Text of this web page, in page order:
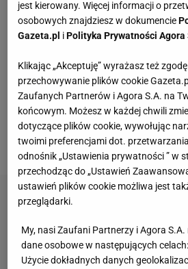
Jeden wakacyjny
nieprzyjemne
MATERIAŁ PROMOCYJNY
Te dywany są porządne
Piękne wzory, a ceny?
Ta zastawa wygląda jak
inspiracje idealne na
jest kierowany. Więcej informacji o
osobowych znajdziesz w dokumencie
Gazeta.pl iPolityka Prywatności Agora
Klikając „Akceptuję” wyrażasz też
przechowywanie plików cookie
Zaufanych Partnerów i Agora S.A. na
końcowym. Możesz w każdej chwili
dotyczące plików cookie, wywołując
twoimi preferencjami dot.
odnośnik „Ustawienia prywatności ” w
przechodząc do „Ustawień
ustawień plików cookie możliwa jest
przeglądarki.
My, nasi Zaufani Partnerzy i Agora
dane osobowe w następujących celach:
Użycie dokładnych danych